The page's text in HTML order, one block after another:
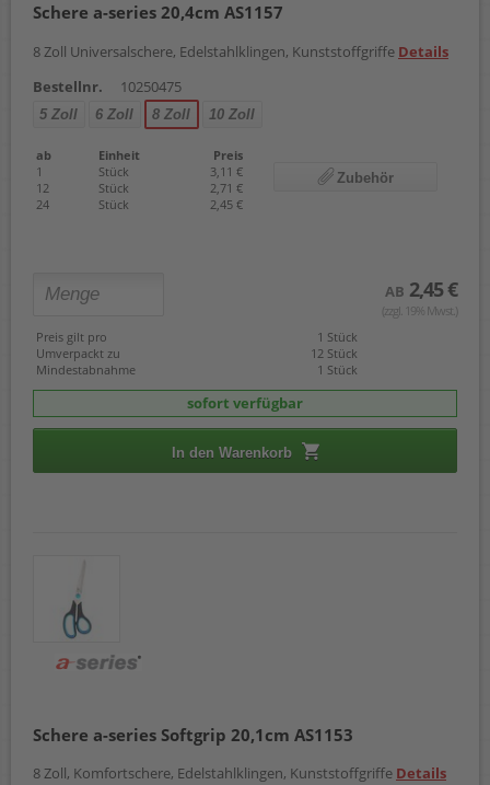
Schere a-series 20,4cm AS1157
8 Zoll Universalschere, Edelstahlklingen, Kunststoffgriffe Details
Bestellnr.
10250475
5 Zoll 6 Zoll 8 Zoll 10 Zoll
ab Einheit
Preis
1
Stück
3,11 €
12
Stück
2,71 €
24
Stück 2,45 €
Zubehör
AB 2,45 €
(zzgl. 19% Mwst.)
Preis gilt pro
1 Stück
Umverpackt zu
12 Stück
Mindestabnahme
1 Stück
sofort verfügbar
In den Warenkorb
Schere a-series Softgrip 20,1cm AS1153
8 Zoll, Komfortschere, Edelstahlklingen, Kunststoffgriffe Details